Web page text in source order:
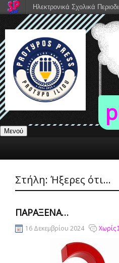
Μενού
Στήλη: Ήξερες ότι...
ΠΑΡΆΞΕΝΑ…
16 Δεκεμβρίου 2024 Χωρίς
Ηλεκτρονικά Σχολικά